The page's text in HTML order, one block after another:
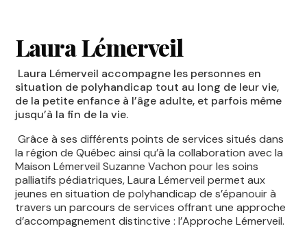
Laura Lémerveil
Laura Lémerveil accompagne les personnes en
situation de polyhandicap tout au long de leur vie,
de la petite enfance à l’âge adulte, et parfois même
jusqu’à la fin de la vie.
Grâce à ses différents points de services situés dans
la région de Québec ainsi qu’à la collaboration avec la
Maison Lémerveil Suzanne Vachon pour les soins
palliatifs pédiatriques, Laura Lémerveil permet aux
jeunes en situation de polyhandicap de s’épanouir à
travers un parcours de services offrant une approche
d’accompagnement distinctive : l’Approche Lémerveil.